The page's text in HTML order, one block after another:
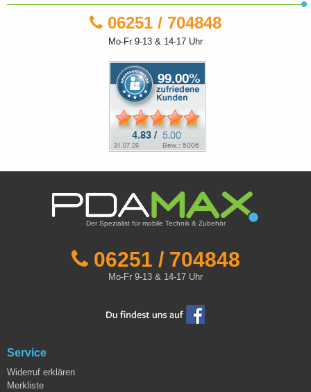
06251 / 704848
Mo-Fr 9-13 & 14-17 Uhr
Der Spezialist für mobile Technik & Zubehör
06251 / 704848
Mo-Fr 9-13 & 14-17 Uhr
Service
Widerruf erklären
Merkliste